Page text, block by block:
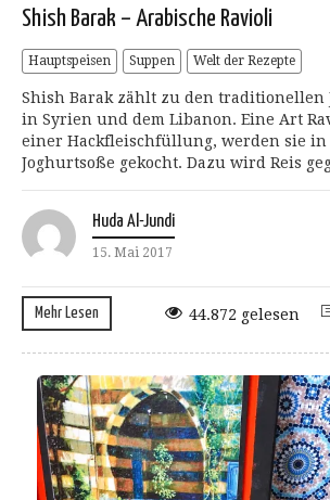
Shish Barak – Arabische Ravioli
Hauptspeisen Suppen Welt der Rezepte
Shish Barak zählt zu den traditionellen
in Syrien und dem Libanon. Eine Art
einer Hackfleischfüllung, werden sie in
Joghurtsoße gekocht. Dazu wird Reis
Huda Al-Jundi
15. Mai 2017
Mehr Lesen 44.872 gelesen